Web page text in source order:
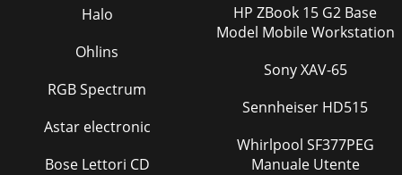
Halo
Ohlins
RGB Spectrum
Astar electronic
Bose Lettori CD
HP ZBook 15 G2 Base
Model Mobile Workstation
Sony XAV-65
Sennheiser HD515
Whirlpool SF377PEG
Manuale Utente